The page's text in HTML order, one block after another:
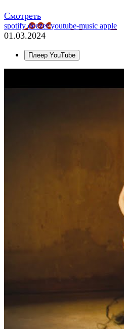
Смотреть
spotifydeezeryoutube-music apple
01.03.2024
Плеер YouTube